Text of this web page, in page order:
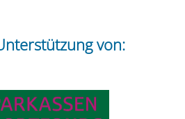
von: